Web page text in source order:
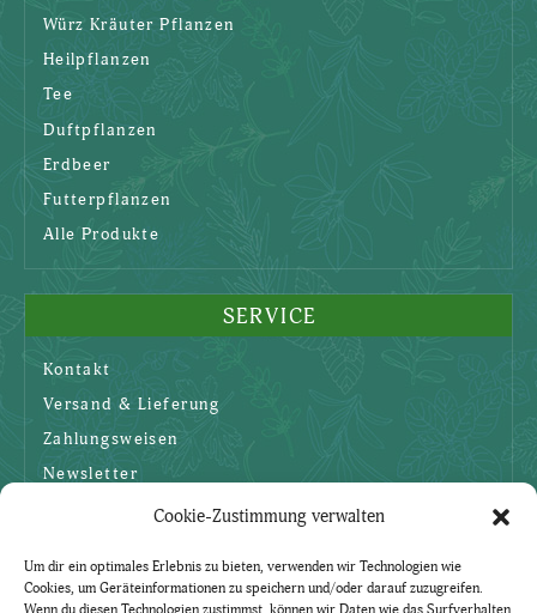
Cookie-Zustimmung verwalten
Um dir ein optimales Erlebnis zu bieten, verwenden wir Technologien wie
Cookies, um Geräteinformationen zu speichern und/oder darauf zuzugreifen.
Würz Kräuter Pflanzen
Heilpflanzen
Tee
Duftpflanzen
Erdbeer
Futterpflanzen
Alle Produkte
SERVICE
Kontakt
Versand & Lieferung
Zahlungsweisen
Newsletter
SICHERHEIT